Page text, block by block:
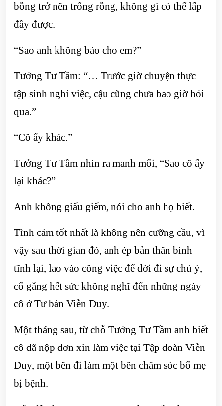
bỗng trở nên trống rỗng, không gì có thể lấp
đầy được.
“Sao anh không báo cho em?”
Tưởng Tư Tầm: “… Trước giờ chuyện thực
tập sinh nghỉ việc, cậu cũng chưa bao giờ hỏi
qua.”
“Cô ấy khác.”
Tưởng Tư Tầm nhìn ra manh mối, “Sao cô ấy
lại khác?”
Anh không giấu giếm, nói cho anh họ biết.
Tình cảm tốt nhất là không nên cưỡng cầu, vì
vậy sau thời gian đó, anh ép bản thân bình
tĩnh lại, lao vào công việc để dời đi sự chú ý,
cố gắng hết sức không nghĩ đến những ngày
cô ở Tư bản Viễn Duy.
Một tháng sau, từ chỗ Tưởng Tư Tầm anh biết
cô đã nộp đơn xin làm việc tại Tập đoàn Viễn
Duy, một bên đi làm một bên chăm sóc bố mẹ
bị bệnh.